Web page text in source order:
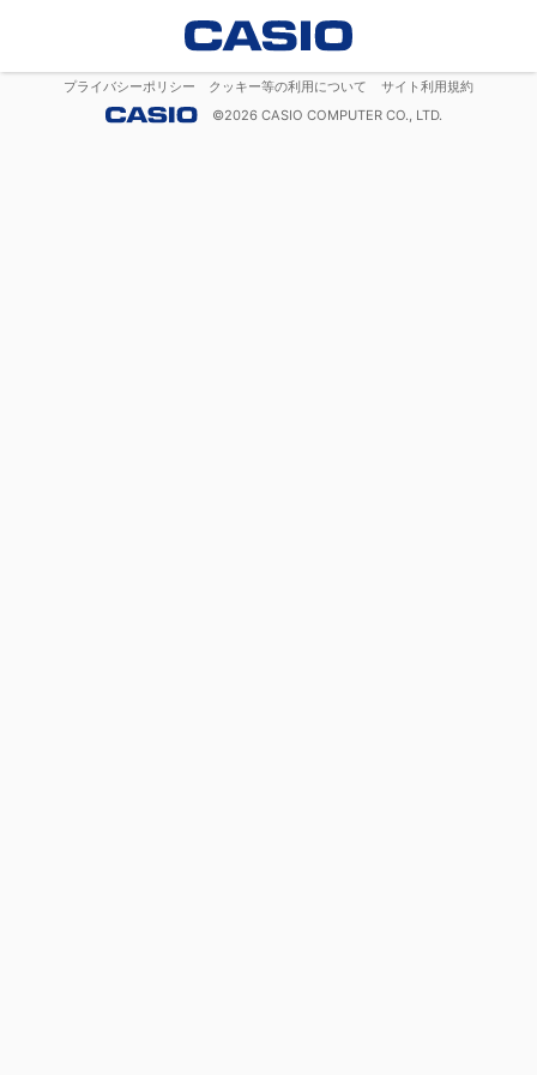
プライバシーポリシー クッキー等の利用について
サイト利用規約
©2026 CASIO COMPUTER CO., LTD.